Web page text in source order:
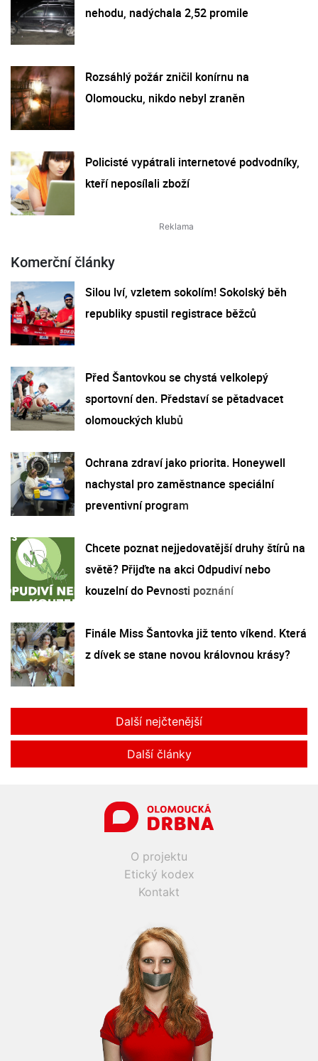
nehodu, nadýchala 2,52 promile
Rozsáhlý požár zničil konírnu na
Olomoucku, nikdo nebyl zraněn
Policisté vypátrali internetové podvodníky,
kteří neposílali zboží
Komerční články
Silou lví, vzletem sokolím! Sokolský běh
republiky spustil registrace běžců
Před Šantovkou se chystá velkolepý
sportovní den. Představí se pětadvacet
olomouckých klubů
Ochrana zdraví jako priorita. Honeywell
nachystal pro zaměstnance speciální
preventivní program
Chcete poznat nejjedovatější druhy štírů na
světě? Přijďte na akci Odpudiví nebo
kouzelní do Pevnosti poznání
Finále Miss Šantovka již tento víkend. Která
z dívek se stane novou královnou krásy?
Další nejčtenější
Další články
O projektu
Etický kodex
Kontakt